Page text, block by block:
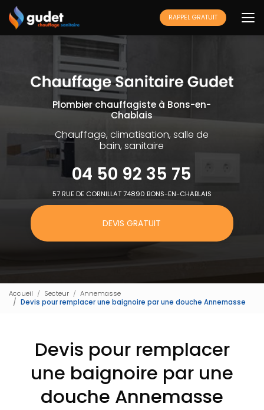
Aller
au
contenu
principal
RAPPEL GRATUIT
Plombier chauffagiste à Bons-en-
Chablais
Chauffage, climatisation, salle de
bain, sanitaire
04 50 92 35 75
57 RUE DE CORNILLAT 74890 BONS-EN-CHABLAIS
DEVIS GRATUIT
Accueil Secteur
Annemasse
Devis pour remplacer une baignoire par une douche Annemasse
Devis pour remplacer
une baignoire par une
douche Annemasse